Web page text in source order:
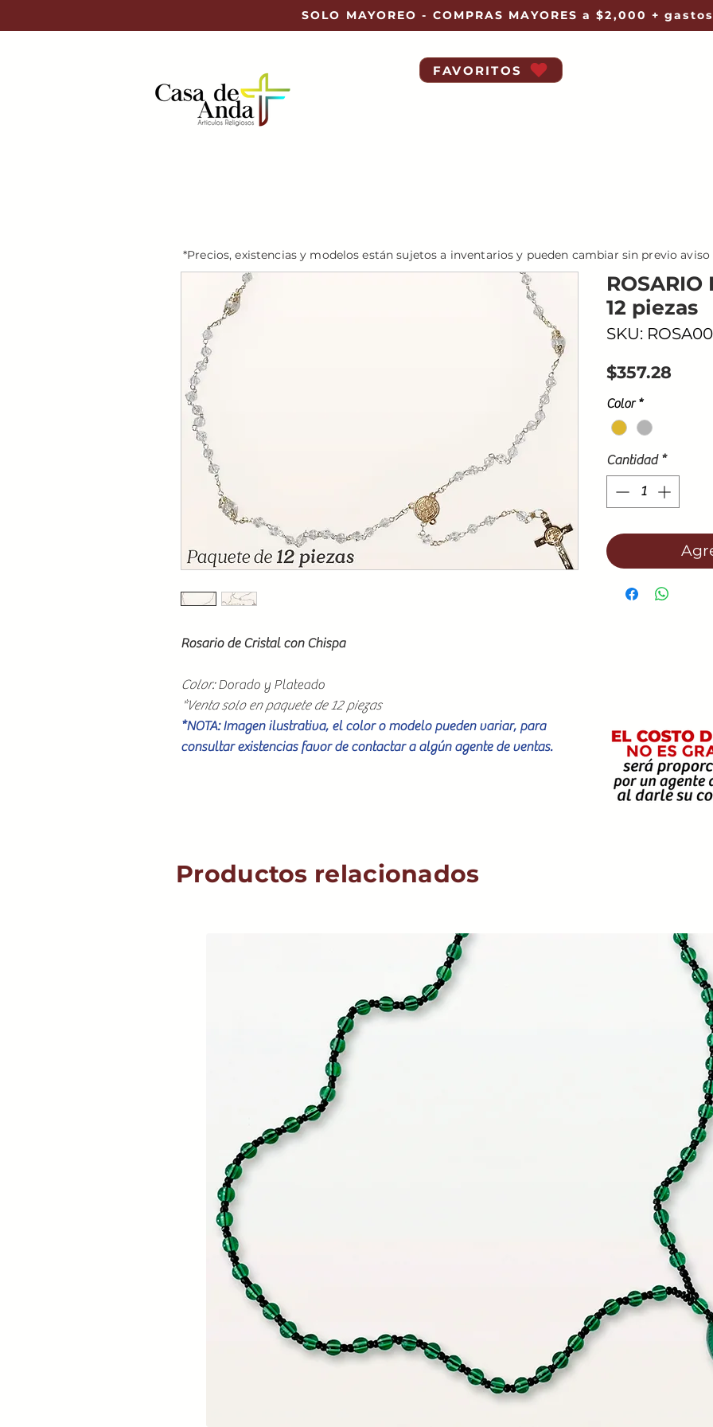
SOLO MAYOREO - COMPRAS MAYORES a $2,000 +
FAVORITOS
Rosario de Cristal con Chispa
Color:Dorado y Plateado
*Venta solo en paquete de 12 piezas
*NOTA: Imagen ilustrativa, el color o modelo pueden variar, para
consultar existencias favor de contactar a algún agente de ventas.
ROSARIO
12 piezas
SKU:
$357.28
Color *
Cantidad *
*Precios, existencias y modelos están sujetos a inventarios y pueden cambiar sin previo aviso
Productos relacionados